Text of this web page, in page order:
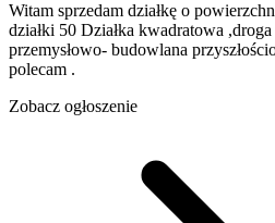
Witam sprzedam działkę o
działki 50 Działka kwadratowa
przemysłowo- budowlana
polecam .
Zobacz ogłoszenie